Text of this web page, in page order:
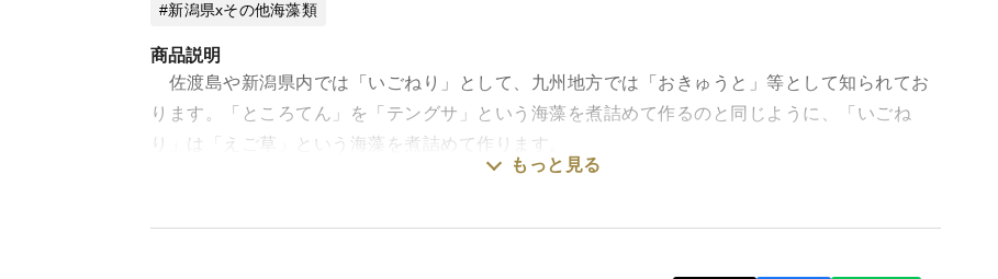
新潟県xその他海藻類
商品説明
佐渡島や新潟県内では「いごねり」として、九州地方では「おきゅうと」等として知られてお
ります。「ところてん」を「テングサ」という海藻を煮詰めて作るのと同じように、「いごね
り」は「えご草」という海藻を煮詰めて作ります。
佐渡島の「えご草」特にこの地域のえご草はいごねりにしたときに、磯の香りが強く、粘り気が
もっと見る